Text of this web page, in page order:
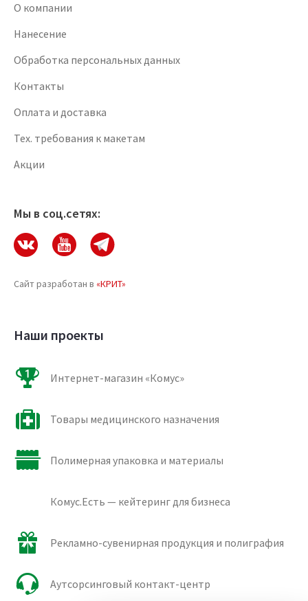
О компании
Нанесение
Обработка персональных данных
Контакты
Оплата и доставка
Тех. требования к макетам
Акции
Мы в соц.сетях:
Сайт разработан в «КРИТ»
Наши проекты
Интернет-магазин «Комус»
Товары медицинского назначения
Полимерная упаковка и материалы
Комус.Есть — кейтеринг для бизнеса
Рекламно-сувенирная продукция и полиграфия
Аутсорсинговый контакт-центр